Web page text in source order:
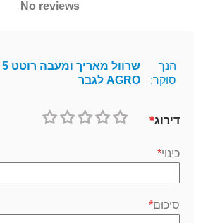
No reviews
הנך
סוקר:
AGRO לגבר
דירוג
כינוי
סיכום